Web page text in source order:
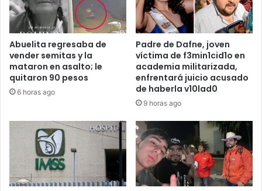
Abuelita regresaba de
vender semitas y la
mataron en asalto; le
quitaron 90 pesos
6 horas ago
Padre de Dafne, joven
víctima de f3min1cid1o en
academia militarizada,
enfrentará juicio acusado
de haberla v10lad0
9 horas ago